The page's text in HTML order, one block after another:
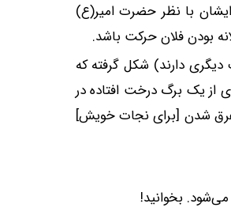
با نظر حضرت امیر(ع)
بودن فلان حرکت باشد.
دیگری دارند) شکل گرفته که
یک برگ درخت افتاده در
شدن ‬[‌برای نجات خویش‌]
بخوانید!